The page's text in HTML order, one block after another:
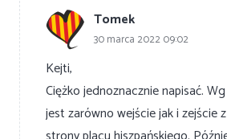
Tomek
30 marca 2022 09:02
Kejti,
Ciężko jednoznacznie napisać.
jest zarówno wejście jak i zejście